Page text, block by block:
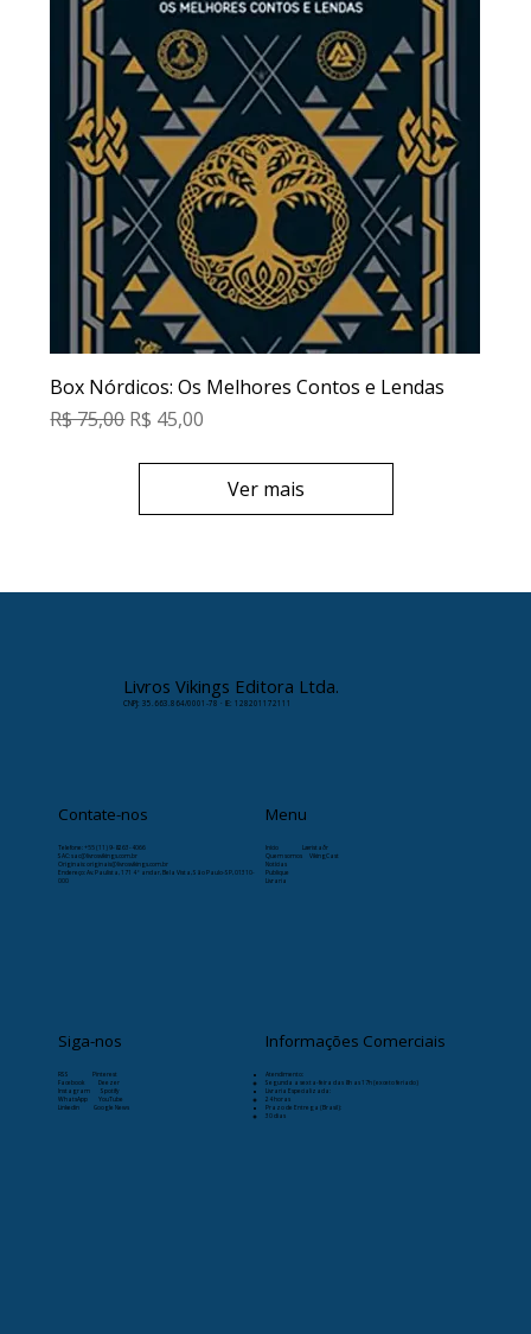
Box Nórdicos: Os Melhores Contos e Lendas
Preço normal
R$ 75,00 Preço promocional
R$ 45,00
Ver mais
Livros Vikings Editora Ltda.
CNPJ: 35.663.864/0001-78 · IE: 128201172111
Contate-nos
Telefone:+55 (11) 9-8263-4066
SAC: sac@livrosvikings.com.br
Originais: originais@livrosvikings.com.br
Endereço: Av. Paulista, 171 4º andar, Bela Vista, São Paulo-SP, 01310-
000
Menu
Início
Læristaðr
Quem somos
VikingCast
Notícias
Publique
Livraria
Siga-nos
RSS
Pinterest
Facebook
Deezer
Instagram
Spotify
WhatsApp
YouTube
Linkedin
Google News
Informações Comerciais
Atendimento:
Segunda a sexta-feira das 8h as 17h (exceto feriado)
Livraria Especializada:
24 horas
Prazo de Entrega (Brasil):
30 dias